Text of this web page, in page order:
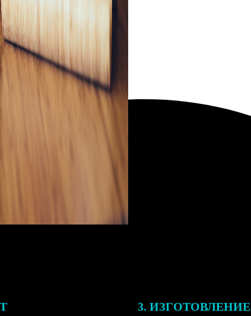
3. ИЗГОТОВЛЕНИЕ